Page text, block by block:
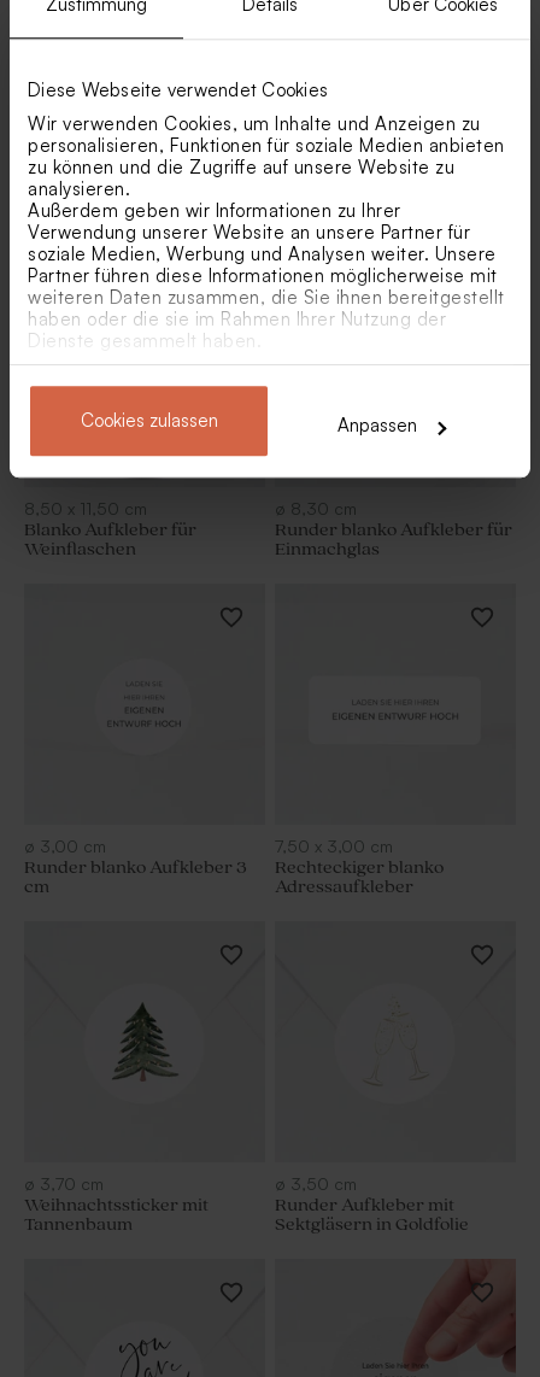
Diese Webseite verwendet Cookies
Wir verwenden Cookies, um Inhalte und Anzeigen zu
personalisieren, Funktionen für soziale Medien anbieten
zu können und die Zugriffe auf unsere Website zu
analysieren.
Außerdem geben wir Informationen zu Ihrer
Verwendung unserer Website an unsere Partner für
soziale Medien, Werbung und Analysen weiter. Unsere
Partner führen diese Informationen möglicherweise mit
weiteren Daten zusammen, die Sie ihnen bereitgestellt
haben oder die sie im Rahmen Ihrer Nutzung der
Dienste gesammelt haben.
Cookies zulassen Anpassen
5,00x5,00 cm
Blanko Aufkleber für
Seifenspender
8,50x11,50 cm
Aufkleber für Weinflaschen
8,50 x 11,50 cm
Blanko Aufkleber für
Weinflaschen
ø 8,30 cm
Runder blanko Aufkleber für
Einmachglas
ø 3,00 cm
Runder blanko Aufkleber 3
cm
7,50 x 3,00 cm
Rechteckiger blanko
Adressaufkleber
ø 3,70 cm
Weihnachtssticker mit
Tannenbaum
ø 3,50 cm
Runder Aufkleber mit
Sektgläsern in Goldfolie